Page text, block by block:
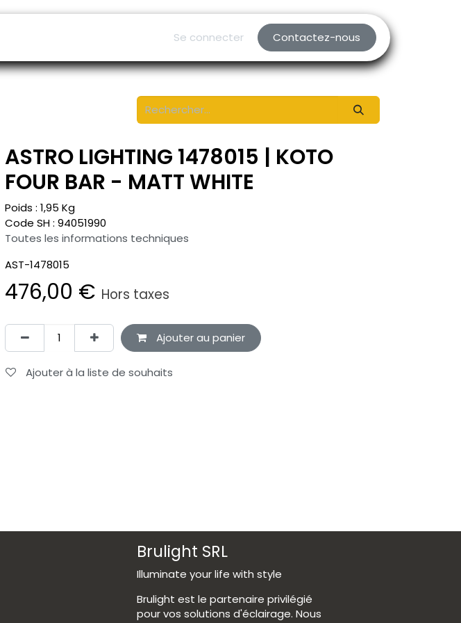
Se connecter Contactez-nous
ASTRO LIGHTING 1478015 | KOTO
FOUR BAR - MATT WHITE
Poids : 1,95 Kg
Code SH : 94051990
Toutes les informations techniques
AST-1478015
476,00 € Hors taxes
Ajouter au panier
Ajouter à la liste de souhaits
Brulight SRL
Illuminate your life with style
Brulight est le partenaire privilégié
pour vos solutions d'éclairage. Nous